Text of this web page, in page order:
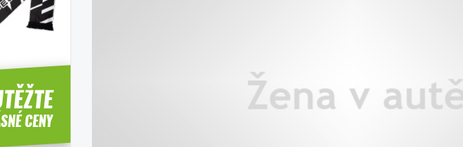
laické veřejnosti
sleduj náš web ELenka.cz stručně o autosedačkách